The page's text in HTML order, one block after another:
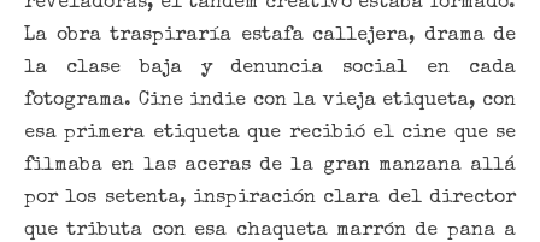
La obra traspiraría estafa callejera, drama de
la clase baja y denuncia social en cada
fotograma. Cine indie con la vieja etiqueta, con
esa primera etiqueta que recibió el cine que se
filmaba en las aceras de la gran manzana allá
por los setenta, inspiración clara del director
que tributa con esa chaqueta marrón de pana a